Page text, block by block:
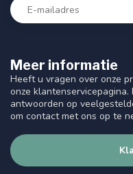
Meer informatie
Heeft u vragen over onze
onze
antwoorden op
om contact met ons op te